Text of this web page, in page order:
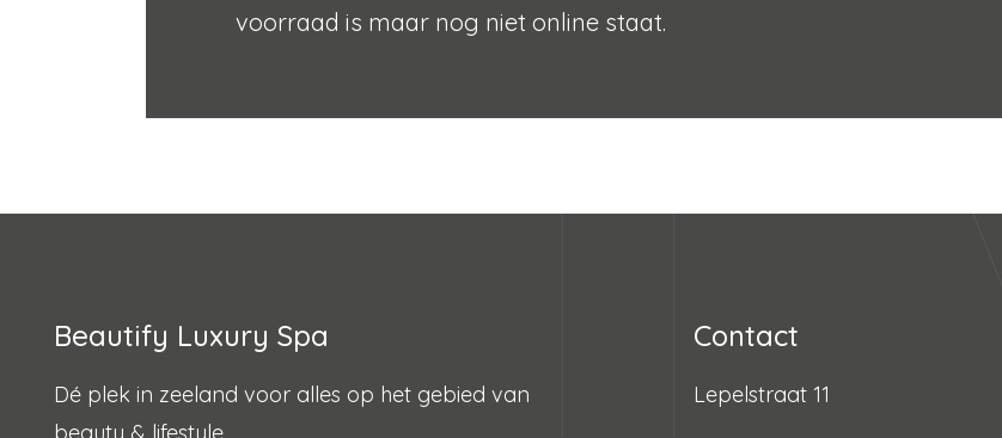
voorraad is maar nog niet online staat.
Beautify Luxury Spa
Dé plek in zeeland voor alles op het gebied van
Contact
Lepelstraat 11